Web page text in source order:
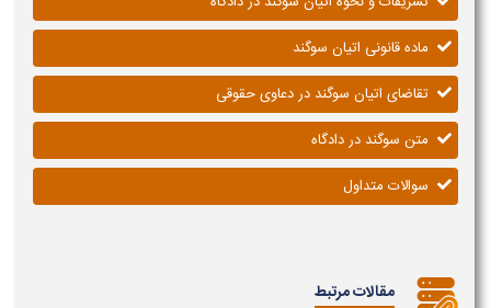
ماده قانونی اتیان سوگند
تقاضای اتیان سوگند در دعاوی حقوقی
متن سوگند در دادگاه
سوالات متداول
مقالات مرتبط